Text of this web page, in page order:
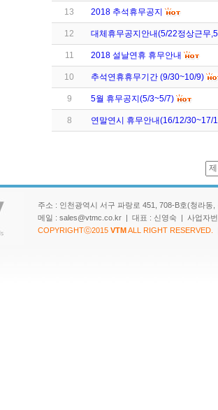
13 2018 추석휴무공지
12 대체휴무공지안내(5/22정상근무
11 2018 설날연휴 휴무안내
10 추석연휴휴무기간 (9/30~10/9)
9 5월 휴무공지(5/3~5/7)
8 연말연시 휴무안내(16/12/30~17/
주소 : 인천광역시 서구 파랑로 451, 708-B호(청라
메일 : sales@vtmc.co.kr | 대표 : 신영숙 | 사업자
COPYRIGHTⓒ2015 VTMALL RIGHT RESERVED.